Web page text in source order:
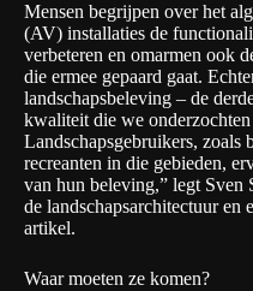
Mensen begrijpen over het
(AV) installaties de
verbeteren en omarmen ook
die ermee gepaard gaat.
landschapsbeleving – de
kwaliteit die we
Landschapsgebruikers, zoals
recreanten in die gebieden,
van hun beleving,” legt Sven
de landschapsarchitectuur en
artikel.
Waar moeten ze komen?